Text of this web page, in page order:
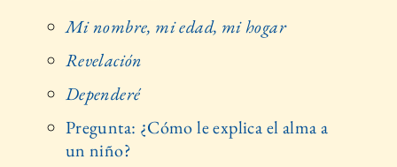
Mi nombre, mi edad, mi hogar
Revelación
Dependeré
Pregunta: ¿Cómo le explica el alma a
un niño?